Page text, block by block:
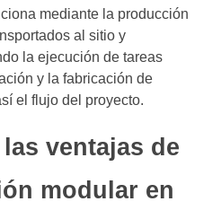
mediante la producción
al sitio y
la ejecución de tareas
y la fabricación de
el flujo del proyecto.
ventajas de
modular en